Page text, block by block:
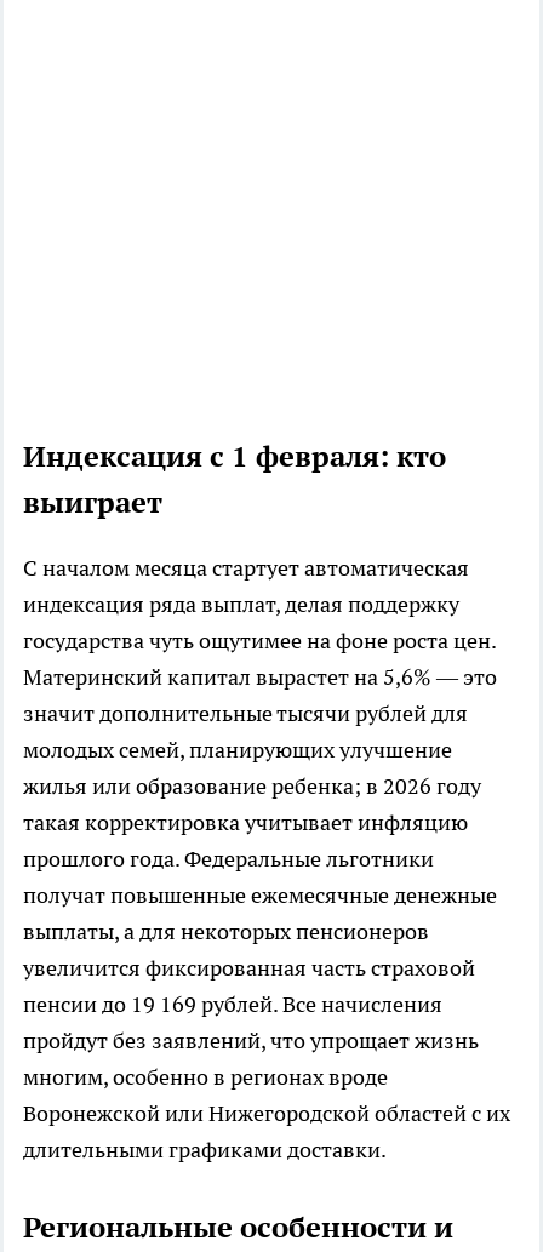
Индексация с 1 февраля: кто
выиграет
С началом месяца стартует автоматическая
индексация ряда выплат, делая поддержку
государства чуть ощутимее на фоне роста цен.
Материнский капитал вырастет на 5,6% — это
значит дополнительные тысячи рублей для
молодых семей, планирующих улучшение
жилья или образование ребенка; в 2026 году
такая корректировка учитывает инфляцию
прошлого года. Федеральные льготники
получат повышенные ежемесячные денежные
выплаты, а для некоторых пенсионеров
увеличится фиксированная часть страховой
пенсии до 19 169 рублей. Все начисления
пройдут без заявлений, что упрощает жизнь
многим, особенно в регионах вроде
Воронежской или Нижегородской областей с их
длительными графиками доставки.
Региональные особенности и